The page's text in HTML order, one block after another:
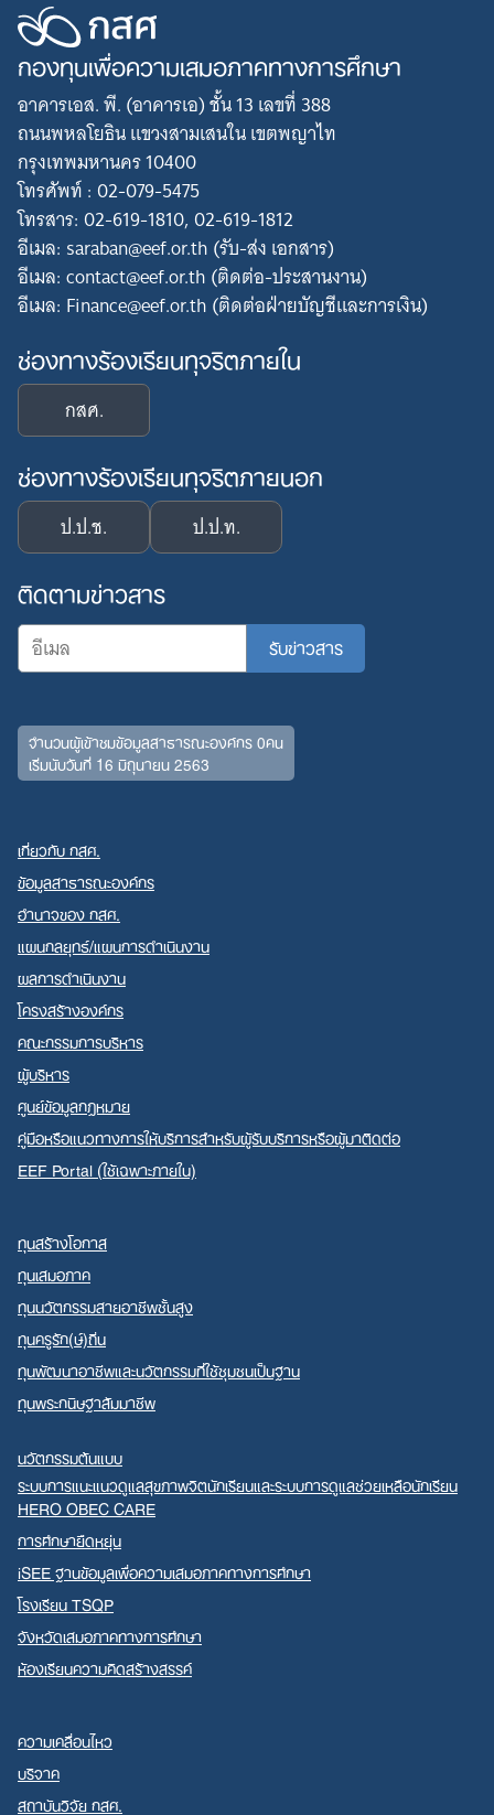
Search
for:
กองทุนเพื่อความเสมอภาคทางการศึกษา
อาคารเอส. พี. (อาคารเอ) ชั้น 13 เลขที่ 388
ถนนพหลโยธิน แขวงสามเสนใน เขตพญาไท
กรุงเทพมหานคร 10400
โทรศัพท์ : 02-079-5475
โทรสาร: 02-619-1810, 02-619-1812
อีเมล: saraban@eef.or.th (รับ-ส่ง เอกสาร)
อีเมล: contact@eef.or.th (ติดต่อ-ประสานงาน)
อีเมล: Finance@eef.or.th (ติดต่อฝ่ายบัญชีและการเงิน)
ช่องทางร้องเรียนทุจริตภายใน
กสศ.
ช่องทางร้องเรียนทุจริตภายนอก
ป.ป.ช. ป.ป.ท.
ติดตามข่าวสาร
จำนวนผู้เข้าชมข้อมูลสาธารณะองค์กร 0คน
เริ่มนับวันที่ 16 มิถุนายน 2563
เกี่ยวกับ กสศ.
ข้อมูลสาธารณะองค์กร
อำนาจของ กสศ.
แผนกลยุทธ์/แผนการดำเนินงาน
ผลการดำเนินงาน
โครงสร้างองค์กร
คณะกรรมการบริหาร
ผู้บริหาร
ศูนย์ข้อมูลกฎหมาย
คู่มือหรือแนวทางการให้บริการสำหรับผู้รับบริการหรือผู้มาติดต่อ
EEF Portal (ใช้เฉพาะภายใน)
ทุนสร้างโอกาส
ทุนเสมอภาค
ทุนนวัตกรรมสายอาชีพชั้นสูง
ทุนครูรัก(ษ์)ถิ่น
ทุนพัฒนาอาชีพและนวัตกรรมที่ใช้ชุมชนเป็นฐาน
ทุนพระกนิษฐาสัมมาชีพ
นวัตกรรมต้นแบบ
ระบบการแนะแนวดูแลสุขภาพจิตนักเรียนและระบบการดูแลช่วยเหลือนักเรียน
HERO OBEC CARE
การศึกษายืดหยุ่น
iSEE ฐานข้อมูลเพื่อความเสมอภาคทางการศึกษา
โรงเรียน TSQP
จังหวัดเสมอภาคทางการศึกษา
ห้องเรียนความคิดสร้างสรรค์
ความเคลื่อนไหว
บริจาค
สถาบันวิจัย กสศ.